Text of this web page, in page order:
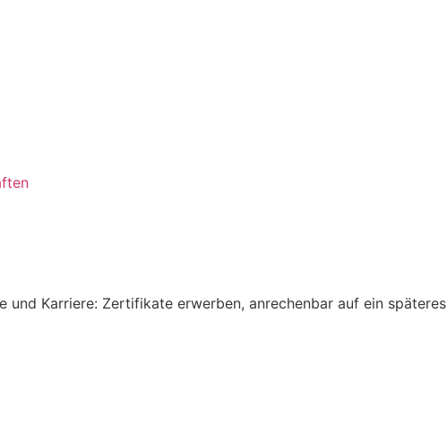
und Karriere: Zertifikate erwerben, anrechenbar auf ein späteres